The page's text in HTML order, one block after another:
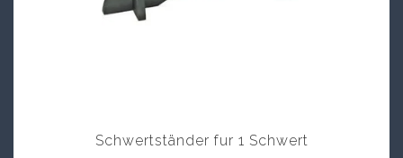
Schwertständer fur 1 Schwert